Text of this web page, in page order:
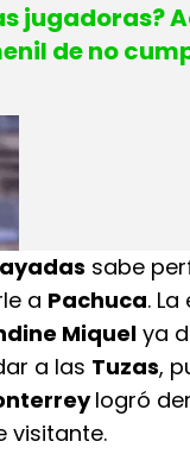
jugadoras?
de no
sabe
a Pachuca.
Miquel ya
a las Tuzas,
logró
visitante.